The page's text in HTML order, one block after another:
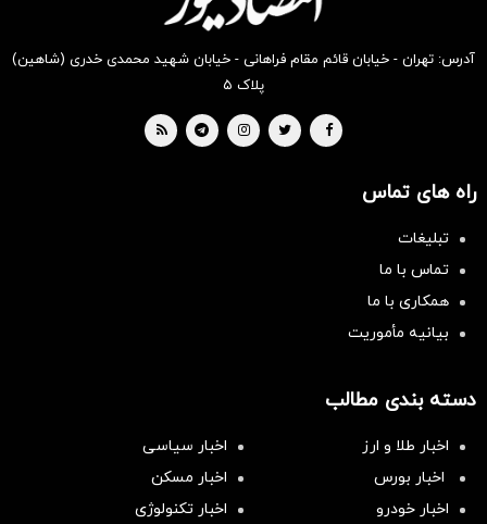
آدرس: تهران - خیابان قائم مقام فراهانی - خیابان شهید محمدی خدری (شاهین)
پلاک ۵
راه های تماس
تبلیغات
تماس با ما
همکاری با ما
بیانیه مأموریت
دسته بندی مطالب
اخبار طلا و ارز
اخبار سیاسی
اخبار بورس
اخبار مسکن
اخبار خودرو
اخبار تکنولوژی